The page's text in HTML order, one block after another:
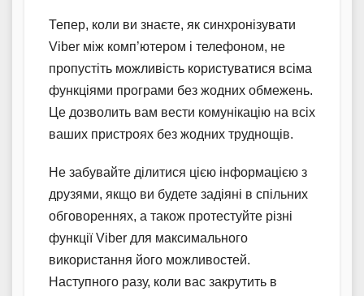
Тепер, коли ви знаєте, як синхронізувати
Viber між комп’ютером і телефоном, не
пропустіть можливість користуватися всіма
функціями програми без жодних обмежень.
Це дозволить вам вести комунікацію на всіх
ваших пристроях без жодних труднощів.
Не забувайте ділитися цією інформацією з
друзями, якщо ви будете задіяні в спільних
обговореннях, а також протестуйте різні
функції Viber для максимального
використання його можливостей.
Наступного разу, коли вас закрутить в